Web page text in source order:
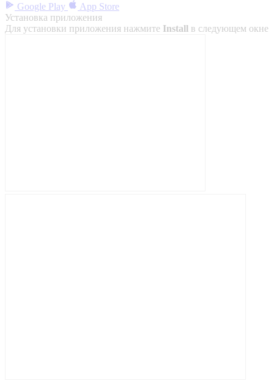
Google Play
App Store
Установка приложения
Для установки приложения нажмите Install в следующем окне